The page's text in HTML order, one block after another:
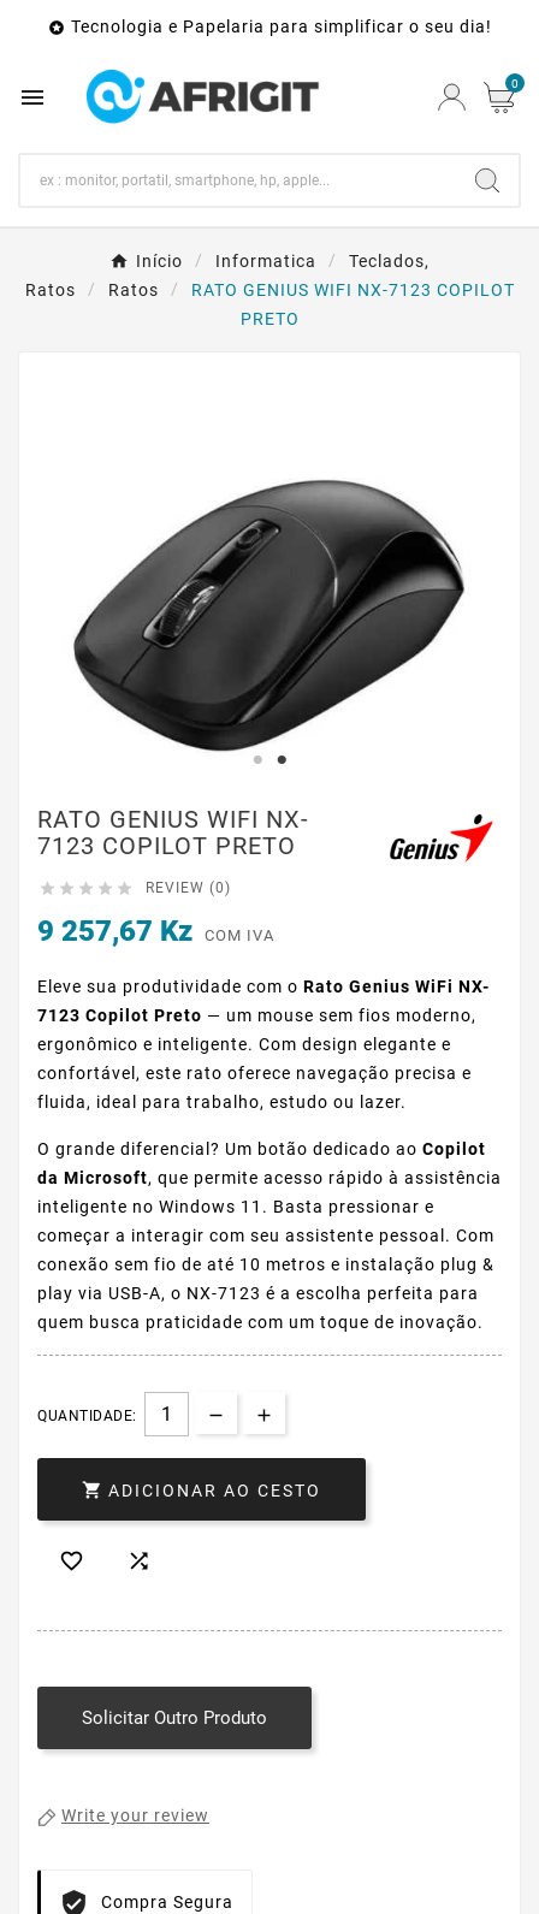
 Tecnologia e Papelaria para simplificar o seu dia!
 0
Início Informatica
Teclados,
Ratos
Ratos
RATO GENIUS WIFI NX-7123 COPILOT
PRETO
RATO GENIUS WIFI NX-
7123 COPILOT PRETO
     REVIEW (0)
9 257,67 Kz COM IVA
Eleve sua produtividade com o Rato Genius WiFi NX-
7123 Copilot Preto — um mouse sem fios moderno,
ergonômico e inteligente. Com design elegante e
confortável, este rato oferece navegação precisa e
fluida, ideal para trabalho, estudo ou lazer.
O grande diferencial? Um botão dedicado ao Copilot
da Microsoft, que permite acesso rápido à assistência
inteligente no Windows 11. Basta pressionar e
começar a interagir com seu assistente pessoal. Com
conexão sem fio de até 10 metros e instalação plug &
play via USB-A, o NX-7123 é a escolha perfeita para
quem busca praticidade com um toque de inovação.
QUANTIDADE:
 ADICIONAR AO CESTO
 
Solicitar Outro Produto
Write your review
Compra Segura